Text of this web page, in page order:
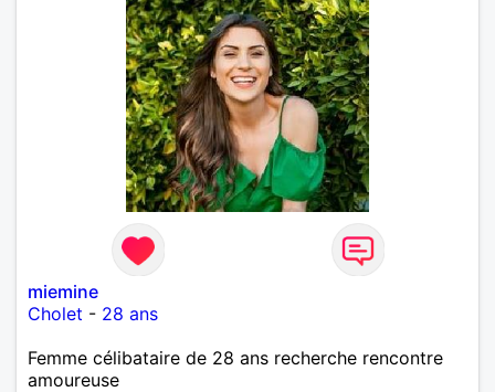
miemine
Cholet - 28 ans
Femme célibataire de 28 ans recherche rencontre
amoureuse